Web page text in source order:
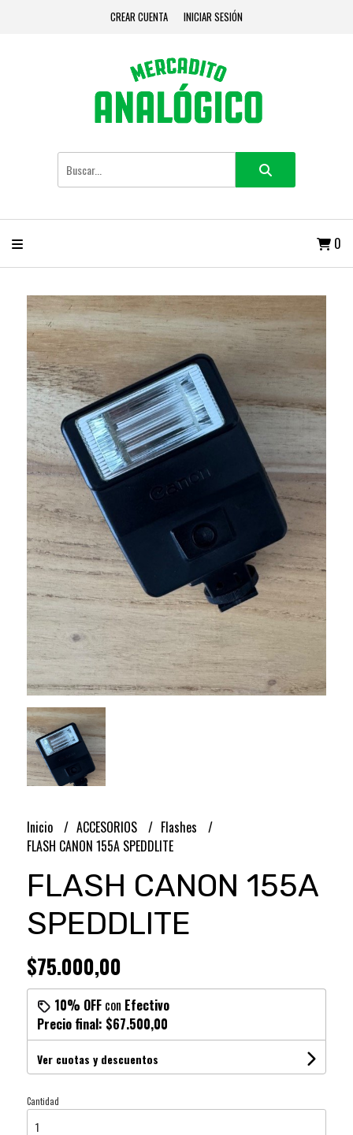
CREAR CUENTA INICIAR SESIÓN
0
Inicio ACCESORIOS
Flashes
FLASH CANON 155A SPEDDLITE
FLASH CANON 155A
SPEDDLITE
$75.000,00
10% OFFcon Efectivo
Precio final: $67.500,00
Ver cuotas y descuentos
Cantidad